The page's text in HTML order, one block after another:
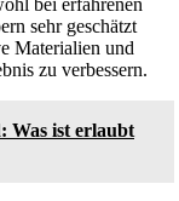
bei erfahrenen
sehr geschätzt
Materialien und
zu verbessern.
Was ist erlaubt